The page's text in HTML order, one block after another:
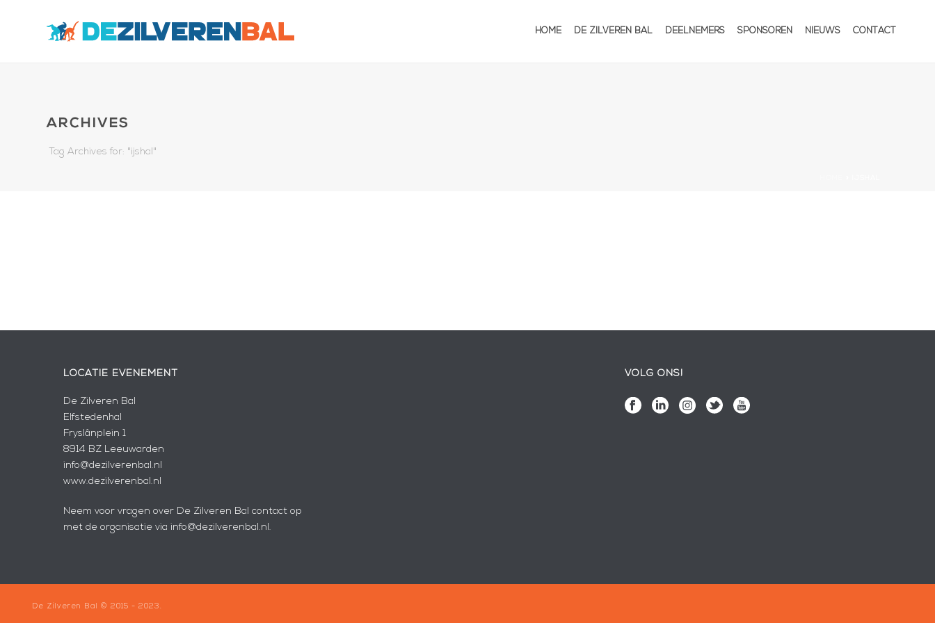
HOME DE ZILVEREN BAL DEELNEMERS SPONSOREN NIEUWS CONTACT
ARCHIVES
Tag Archives for: "ijshal"
LOCATIE EVENEMENT
De Zilveren Bal
Elfstedenhal
Fryslânplein 1
8914 BZ Leeuwarden
info@dezilverenbal.nl
www.dezilverenbal.nl
Neem voor vragen over De Zilveren Bal contact op
met de organisatie via info@dezilverenbal.nl.
VOLG ONS!
De Zilveren Bal © 2015 - 2023.